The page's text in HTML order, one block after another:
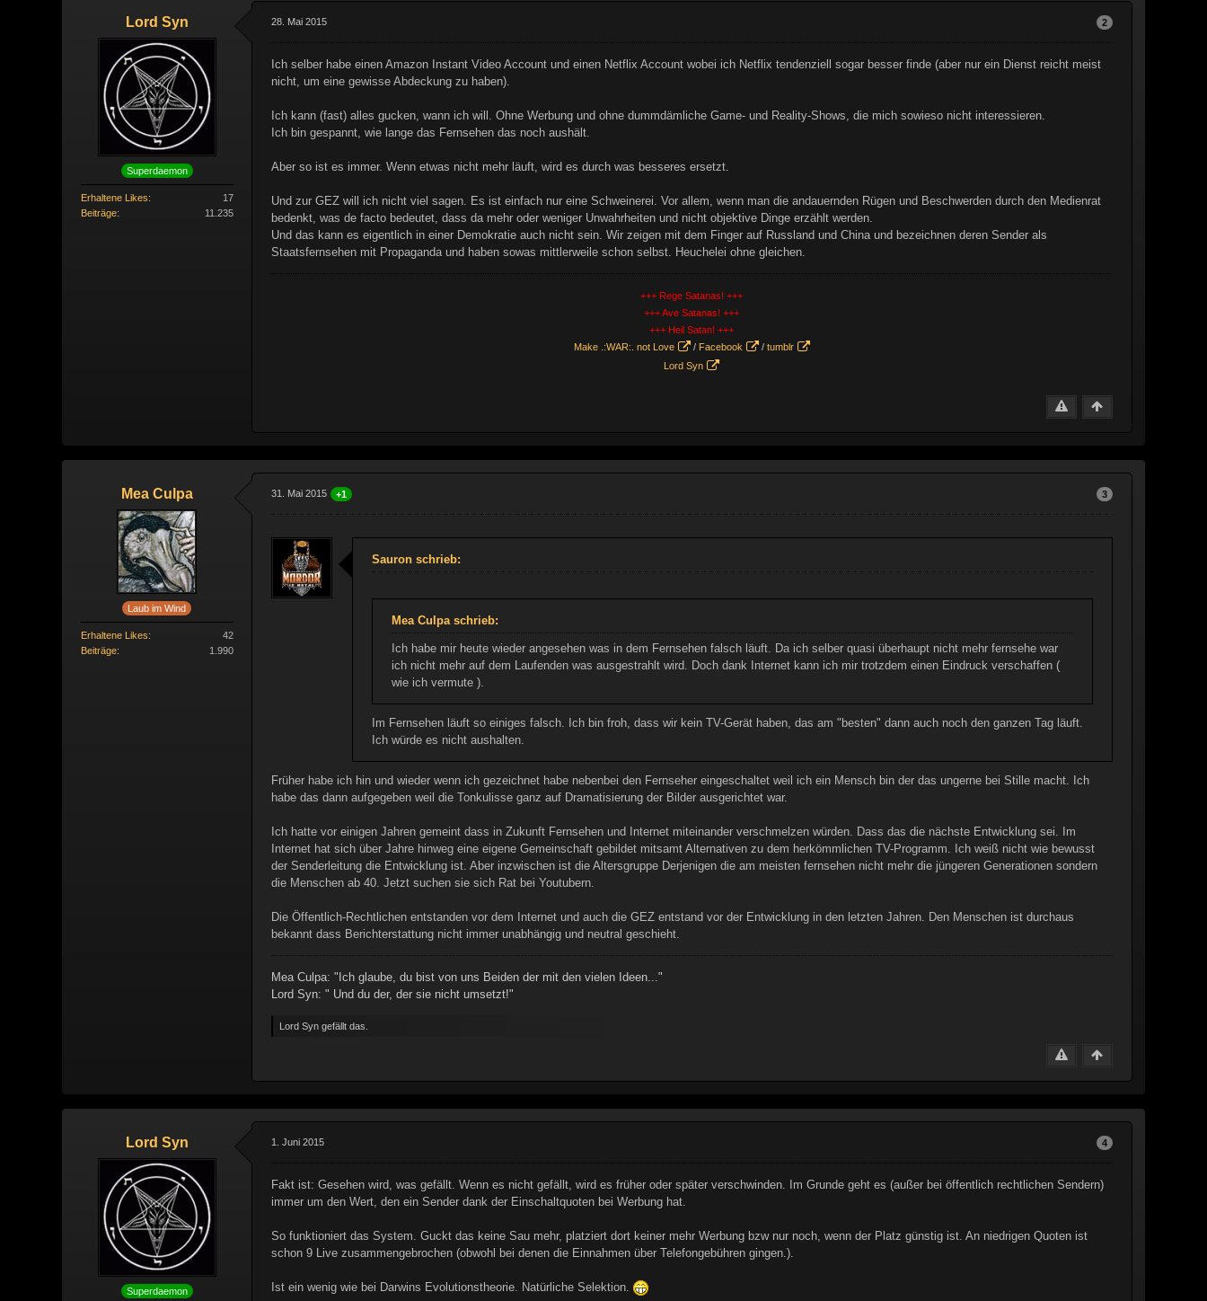
Lord Syn
Superdaemon
Erhaltene Likes
17
Beiträge
11.235
2
28. Mai 2015
Ich selber habe einen Amazon Instant Video Account und einen Netflix Account wobei ich Netflix tendenziell sogar besser finde (aber nur ein Dienst reicht meist
nicht, um eine gewisse Abdeckung zu haben).
Ich kann (fast) alles gucken, wann ich will. Ohne Werbung und ohne dummdämliche Game- und Reality-Shows, die mich sowieso nicht interessieren.
Ich bin gespannt, wie lange das Fernsehen das noch aushält.
Aber so ist es immer. Wenn etwas nicht mehr läuft, wird es durch was besseres ersetzt.
Und zur GEZ will ich nicht viel sagen. Es ist einfach nur eine Schweinerei. Vor allem, wenn man die andauernden Rügen und Beschwerden durch den Medienrat
bedenkt, was de facto bedeutet, dass da mehr oder weniger Unwahrheiten und nicht objektive Dinge erzählt werden.
Und das kann es eigentlich in einer Demokratie auch nicht sein. Wir zeigen mit dem Finger auf Russland und China und bezeichnen deren Sender als
Staatsfernsehen mit Propaganda und haben sowas mittlerweile schon selbst. Heuchelei ohne gleichen.
+++ Rege Satanas! +++
+++ Ave Satanas! +++
+++ Heil Satan! +++
Make .:WAR:. not Love
/Facebook / tumblr
Lord Syn
Mea Culpa
Laub im Wind
Erhaltene Likes
42
Beiträge
1.990
3
31. Mai 2015 +1
Sauron schrieb:
Mea Culpa schrieb:
Ich habe mir heute wieder angesehen was in dem Fernsehen falsch läuft. Da ich selber quasi überhaupt nicht mehr fernsehe war
ich nicht mehr auf dem Laufenden was ausgestrahlt wird. Doch dank Internet kann ich mir trotzdem einen Eindruck verschaffen (
wie ich vermute ).
Im Fernsehen läuft so einiges falsch. Ich bin froh, dass wir kein TV-Gerät haben, das am "besten" dann auch noch den ganzen Tag läuft.
Ich würde es nicht aushalten.
Früher habe ich hin und wieder wenn ich gezeichnet habe nebenbei den Fernseher eingeschaltet weil ich ein Mensch bin der das ungerne bei Stille macht. Ich
habe das dann aufgegeben weil die Tonkulisse ganz auf Dramatisierung der Bilder ausgerichtet war.
Ich hatte vor einigen Jahren gemeint dass in Zukunft Fernsehen und Internet miteinander verschmelzen würden. Dass das die nächste Entwicklung sei. Im
Internet hat sich über Jahre hinweg eine eigene Gemeinschaft gebildet mitsamt Alternativen zu dem herkömmlichen TV-Programm. Ich weiß nicht wie bewusst
der Senderleitung die Entwicklung ist. Aber inzwischen ist die Altersgruppe Derjenigen die am meisten fernsehen nicht mehr die jüngeren Generationen sondern
die Menschen ab 40. Jetzt suchen sie sich Rat bei Youtubern.
Die Öffentlich-Rechtlichen entstanden vor dem Internet und auch die GEZ entstand vor der Entwicklung in den letzten Jahren. Den Menschen ist durchaus
bekannt dass Berichterstattung nicht immer unabhängig und neutral geschieht.
Mea Culpa: "Ich glaube, du bist von uns Beiden der mit den vielen Ideen..."
Lord Syn: " Und du der, der sie nicht umsetzt!"
Lord Syn gefällt das.
Lord Syn
Superdaemon
4
1. Juni 2015
Fakt ist: Gesehen wird, was gefällt. Wenn es nicht gefällt, wird es früher oder später verschwinden. Im Grunde geht es (außer bei öffentlich rechtlichen Sendern)
immer um den Wert, den ein Sender dank der Einschaltquoten bei Werbung hat.
So funktioniert das System. Guckt das keine Sau mehr, platziert dort keiner mehr Werbung bzw nur noch, wenn der Platz günstig ist. An niedrigen Quoten ist
schon 9 Live zusammengebrochen (obwohl bei denen die Einnahmen über Telefongebühren gingen.).
Ist ein wenig wie bei Darwins Evolutionstheorie. Natürliche Selektion.